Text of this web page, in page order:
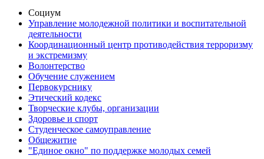
Социум
Управление молодежной политики и воспитательной
деятельности
Координационный центр противодействия терроризму
и экстремизму
Волонтерство
Обучение служением
Первокурснику
Этический кодекс
Творческие клубы, организации
Здоровье и спорт
Студенческое самоуправление
Общежитие
"Единое окно" по поддержке молодых семей